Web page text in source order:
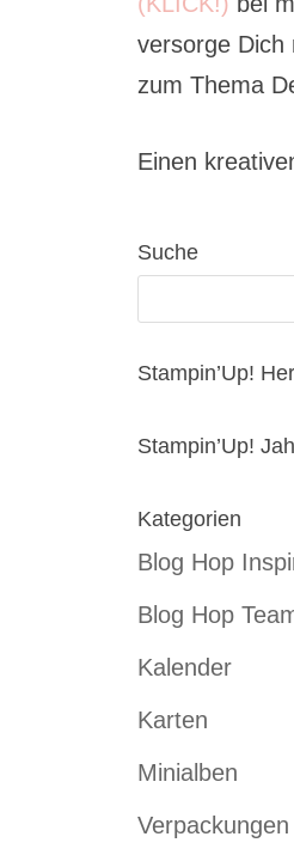
versorge Dich
zum Thema
Einen
Suche
Stampin’Up!
Stampin’Up!
Kategorien
Blog Hop
Blog Hop
Kalender
Karten
Minialben
Verpackungen